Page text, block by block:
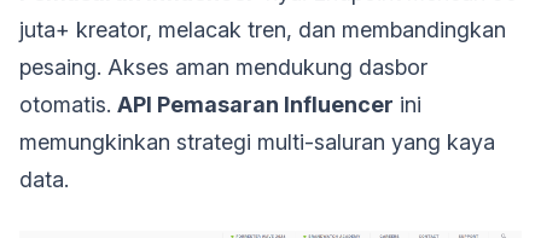
juta+ kreator, melacak tren, dan membandingkan
pesaing. Akses aman mendukung dasbor
otomatis. API Pemasaran Influencer ini
memungkinkan strategi multi-saluran yang kaya
data.